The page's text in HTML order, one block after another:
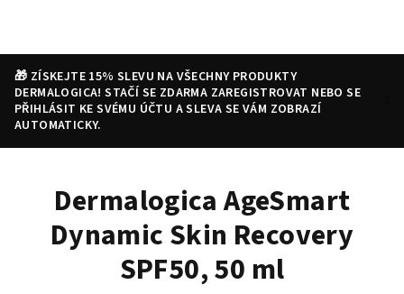
🎁 ZÍSKEJTE 15% SLEVU NA VŠECHNY PRODUKTY
DERMALOGICA! STAČÍ SE ZDARMA ZAREGISTROVAT NEBO SE
PŘIHLÁSIT KE SVÉMU ÚČTU A SLEVA SE VÁM ZOBRAZÍ
AUTOMATICKY.
HledatPřihlášeníNákupní
košík
Dermalogica AgeSmart
Dynamic Skin Recovery
SPF50, 50 ml